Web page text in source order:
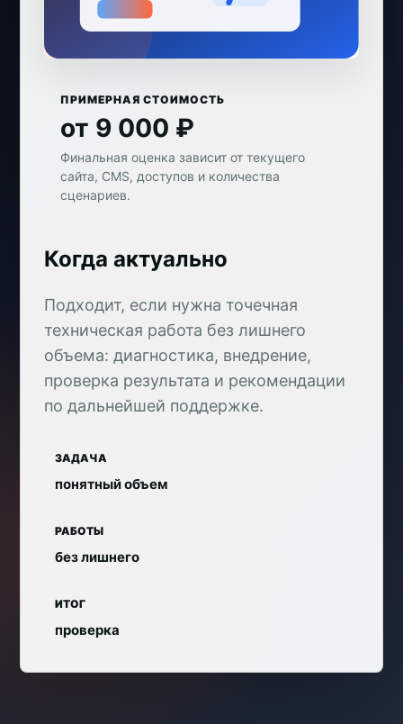
ПРИМЕРНАЯ СТОИМОСТЬ
от 9 000 ₽
Финальная оценка зависит от текущего
сайта, CMS, доступов и количества
сценариев.
Когда актуально
Подходит, если нужна точечная
техническая работа без лишнего
объема: диагностика, внедрение,
проверка результата и рекомендации
по дальнейшей поддержке.
ЗАДАЧА
понятный объем
РАБОТЫ
без лишнего
ИТОГ
проверка